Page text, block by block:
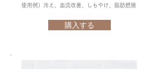
使用例）冷え、血流改善、しもやけ、脂肪燃焼
購入する